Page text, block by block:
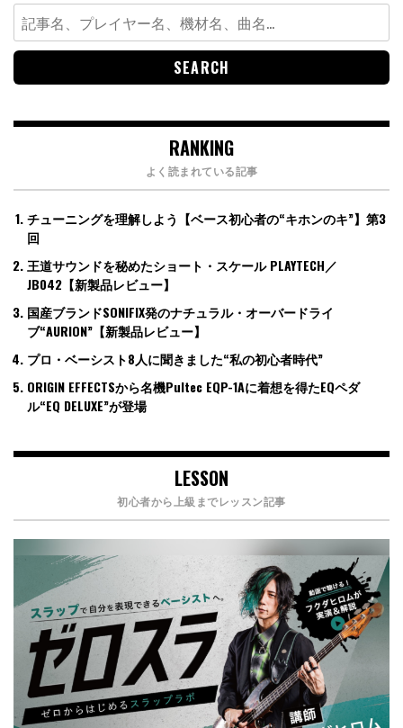
Search
for:
RANKING
よく読まれている記事
チューニングを理解しよう【ベース初心者の“キホンのキ”】第3
回
王道サウンドを秘めたショート・スケール PLAYTECH／
JB042【新製品レビュー】
国産ブランドSONIFIX発のナチュラル・オーバードライ
ブ“AURION”【新製品レビュー】
プロ・ベーシスト8人に聞きました“私の初心者時代”
ORIGIN EFFECTSから名機Pultec EQP-1Aに着想を得たEQペダ
ル“EQ DELUXE”が登場
LESSON
初心者から上級までレッスン記事